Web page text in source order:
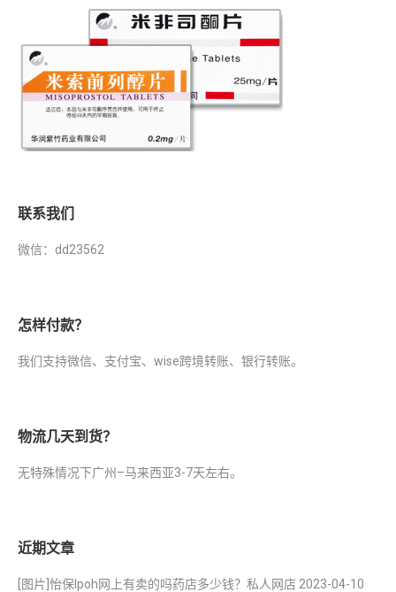
联系我们
微信：dd23562
怎样付款？
我们支持微信、支付宝、wise跨境转账、银行转账。
物流几天到货？
无特殊情况下广州–马来西亚3-7天左右。
近期文章
[图片]怡保lpoh网上有卖的吗药店多少钱？私人网店 2023-04-10